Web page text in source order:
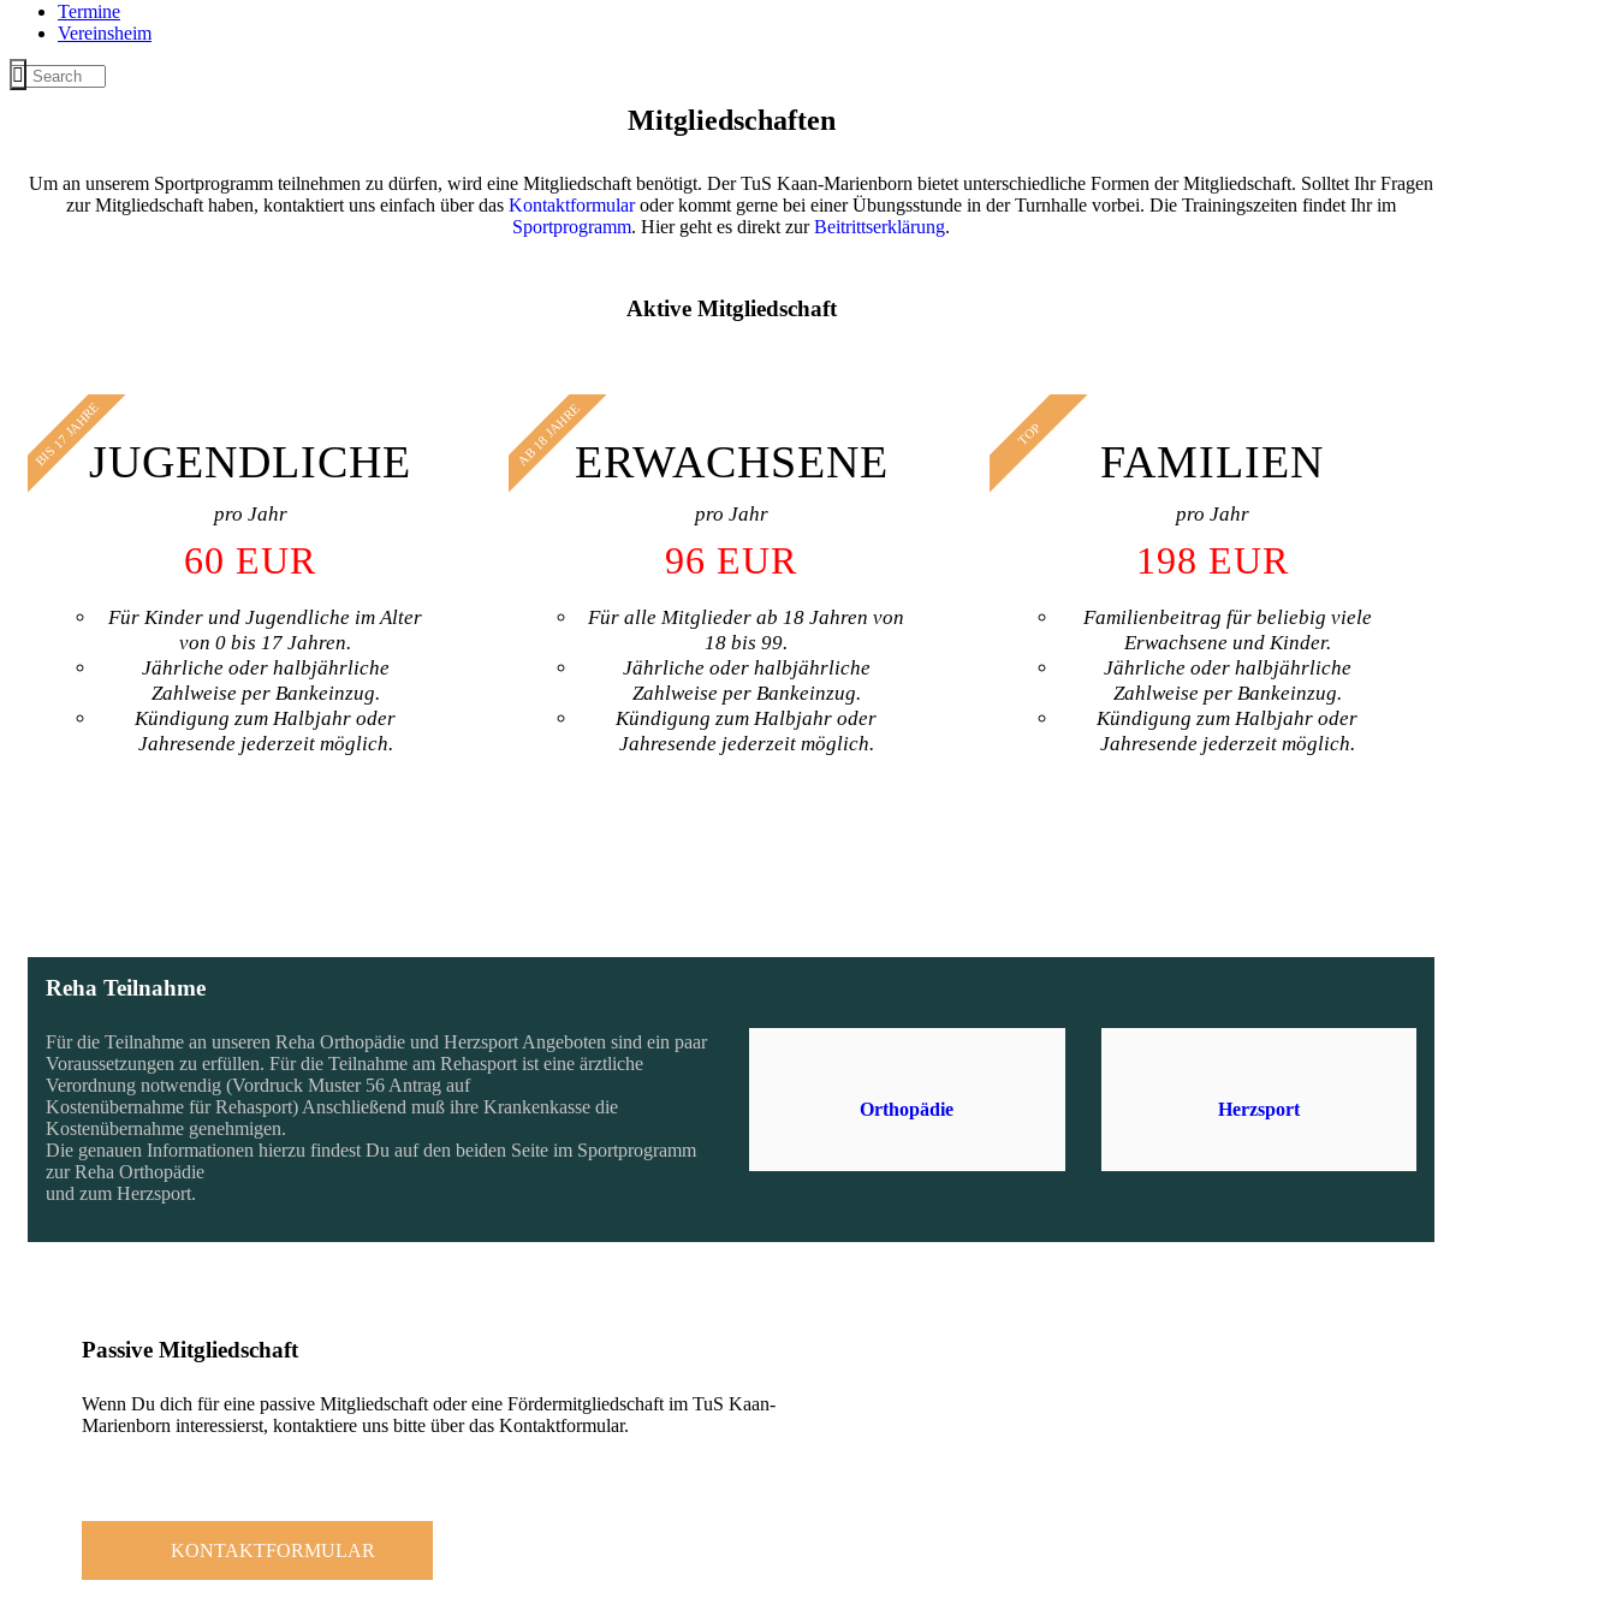
Termine
Vereinsheim
Mitgliedschaften
Um an unserem Sportprogramm teilnehmen zu dürfen, wird eine Mitgliedschaft benötigt. Der TuS Kaan-Marienborn bietet unterschiedliche Formen der Mitgliedschaft. Solltet Ihr Fragen
zur Mitgliedschaft haben, kontaktiert uns einfach über das Kontaktformularoder kommt gerne bei einer Übungsstunde in der Turnhalle vorbei. Die Trainingszeiten findet Ihr im
Sportprogramm. Hier geht es direkt zurBeitrittserklärung.
Aktive Mitgliedschaft
BIS 17 JAHREJUGENDLICHE
pro Jahr
60 EUR
Für Kinder und Jugendliche im Alter
von 0 bis 17 Jahren.
Jährliche oder halbjährliche
Zahlweise per Bankeinzug.
Kündigung zum Halbjahr oder
Jahresende jederzeit möglich.
AB 18 JAHREERWACHSENE
pro Jahr
96 EUR
Für alle Mitglieder ab 18 Jahren von
18 bis 99.
Jährliche oder halbjährliche
Zahlweise per Bankeinzug.
Kündigung zum Halbjahr oder
Jahresende jederzeit möglich.
TOP
FAMILIEN
pro Jahr
198 EUR
Familienbeitrag für beliebig viele
Erwachsene und Kinder.
Jährliche oder halbjährliche
Zahlweise per Bankeinzug.
Kündigung zum Halbjahr oder
Jahresende jederzeit möglich.
Reha Teilnahme
Für die Teilnahme an unseren Reha Orthopädie und Herzsport Angeboten sind ein paar
Voraussetzungen zu erfüllen. Für die Teilnahme am Rehasport ist eine ärztliche
Verordnung notwendig (Vordruck Muster 56 Antrag auf
Kostenübernahme für Rehasport) Anschließend muß ihre Krankenkasse die
Kostenübernahme genehmigen.
Die genauen Informationen hierzu findest Du auf den beiden Seite im Sportprogramm
zur Reha Orthopädie
und zum Herzsport.
Orthopädie Herzsport
Passive Mitgliedschaft
Wenn Du dich für eine passive Mitgliedschaft oder eine Fördermitgliedschaft im TuS Kaan-
Marienborn interessierst, kontaktiere uns bitte über das Kontaktformular.
KONTAKTFORMULAR